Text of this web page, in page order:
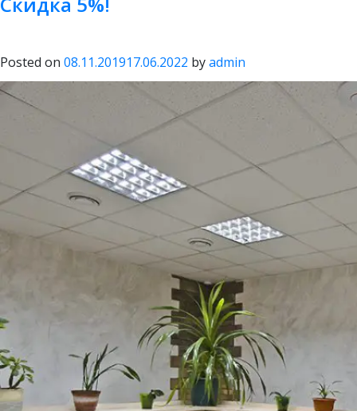
Posted on 08.11.201917.06.2022 byadmin